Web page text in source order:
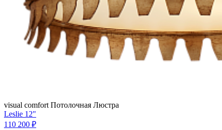
visual comfort Потолочная Люстра
Leslie 12"
110 200 ₽